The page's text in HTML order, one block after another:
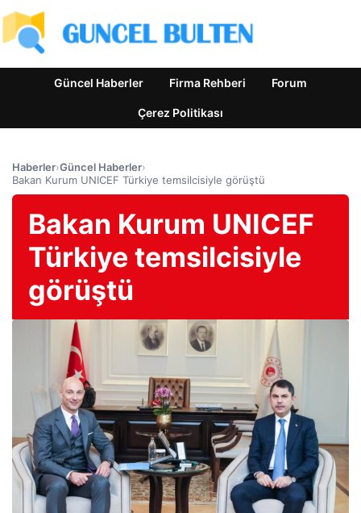
Güncel Haberler Firma Rehberi Forum
Çerez Politikası
Haberler›Güncel Haberler›
Bakan Kurum UNICEF Türkiye temsilcisiyle görüştü
Bakan Kurum UNICEF
Türkiye temsilcisiyle
görüştü